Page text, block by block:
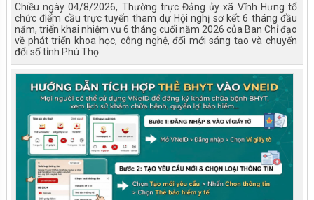
Chiều ngày 04/8/2026, Thường trực Đảng ủy xã Vĩnh Hưng tổ
chức điểm cầu trực tuyến tham dự Hội nghị sơ kết 6 tháng đầu
năm, triển khai nhiệm vụ 6 tháng cuối năm 2026 của Ban Chỉ đạo
về phát triển khoa học, công nghệ, đổi mới sáng tạo và chuyển
đổi số tỉnh Phú Thọ.